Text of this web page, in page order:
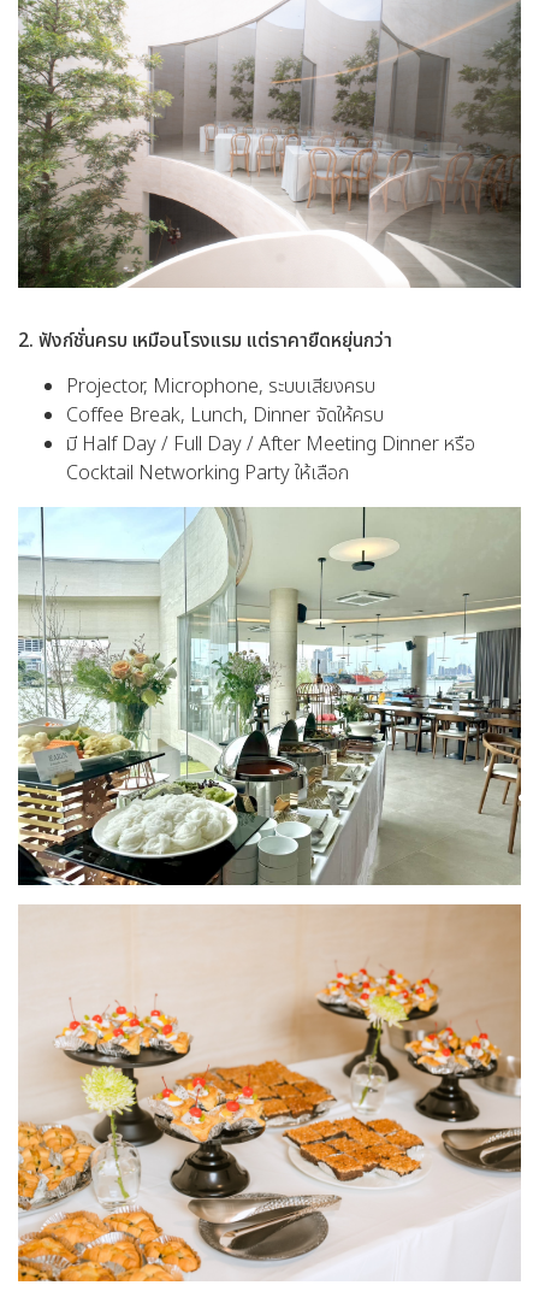
2. ฟังก์ชั่นครบ เหมือนโรงแรม แต่ราคายืดหยุ่นกว่า
Projector, Microphone, ระบบเสียงครบ
Coffee Break, Lunch, Dinner จัดให้ครบ
มี Half Day / Full Day / After Meeting Dinner หรือ
Cocktail Networking Party ให้เลือก